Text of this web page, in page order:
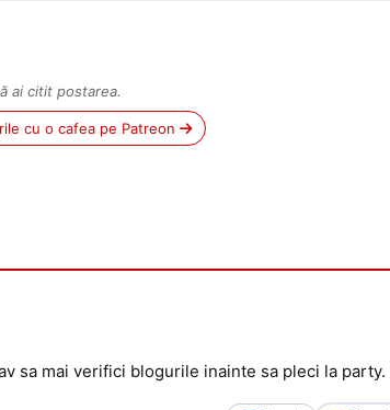
ai citit postarea.
cu o cafea pe Patreon
sa mai verifici blogurile inainte sa pleci la party.